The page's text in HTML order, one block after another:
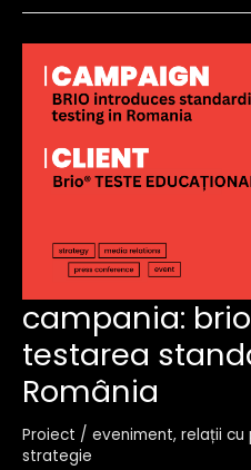
campania:
testarea
România
Proiect / eveniment, relații cu
strategie
campania:
brio
introduce
testarea
standardizată
românia